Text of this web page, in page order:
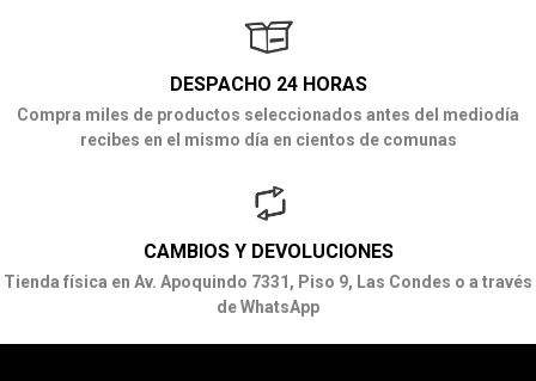
DESPACHO 24 HORAS
Compra miles de productos seleccionados antes del mediodía
recibes en el mismo día en cientos de comunas
CAMBIOS Y DEVOLUCIONES
Tienda física en Av. Apoquindo 7331, Piso 9, Las Condes o a través
de WhatsApp